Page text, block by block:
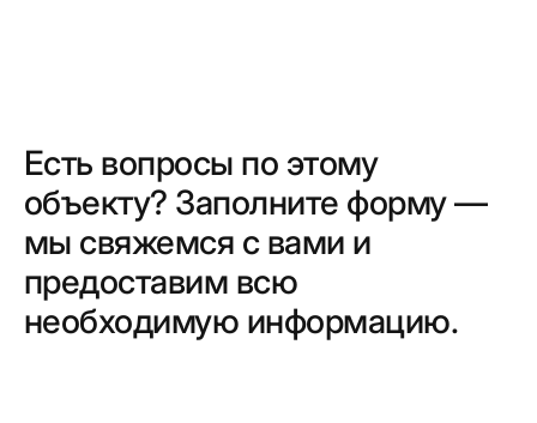
Есть вопросы по этому
объекту? Заполните форму —
мы свяжемся с вами и
предоставим всю
необходимую информацию.